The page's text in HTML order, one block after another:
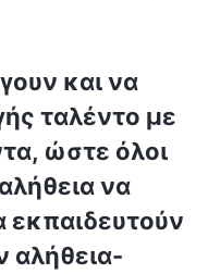
και να
ταλέντο με
ώστε όλοι
να
εκπαιδευτούν
αλήθεια-